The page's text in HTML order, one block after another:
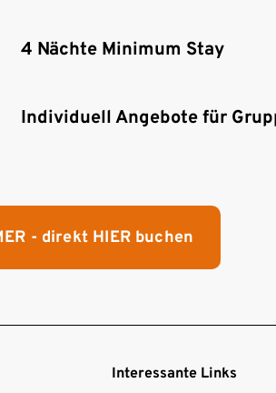
4 Nächte Minimum Stay
Individuell Angebote für
- direkt HIER buchen
Interessante Links